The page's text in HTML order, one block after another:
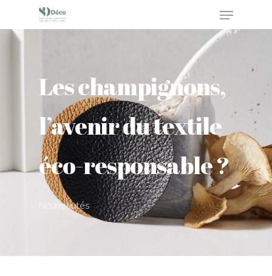
Appuyez sur Enter pour rechercher ou sur ESC
pour fermer
Les champignons,
l’avenir du textile
éco-responsable ?
Nouveautés